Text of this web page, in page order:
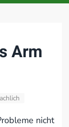
Arm
nicht